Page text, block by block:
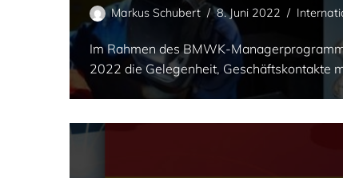
Markus Schubert 8. Juni 2022
Im Rahmen des BMWK-
2022 die Gelegenheit, Geschäftskontakte